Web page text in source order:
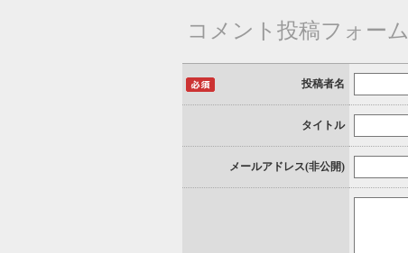
コメント投稿フォーム
投稿者名
タイトル
メールアドレス(非公開)